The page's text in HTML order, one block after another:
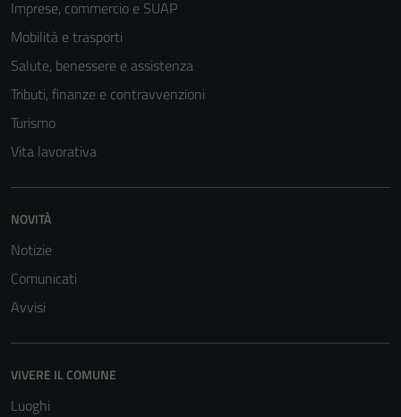
Imprese, commercio e SUAP
Mobilità e trasporti
Salute, benessere e assistenza
Tributi, finanze e contravvenzioni
Turismo
Vita lavorativa
NOVITÀ
Notizie
Comunicati
Avvisi
VIVERE IL COMUNE
Luoghi
del sito e non